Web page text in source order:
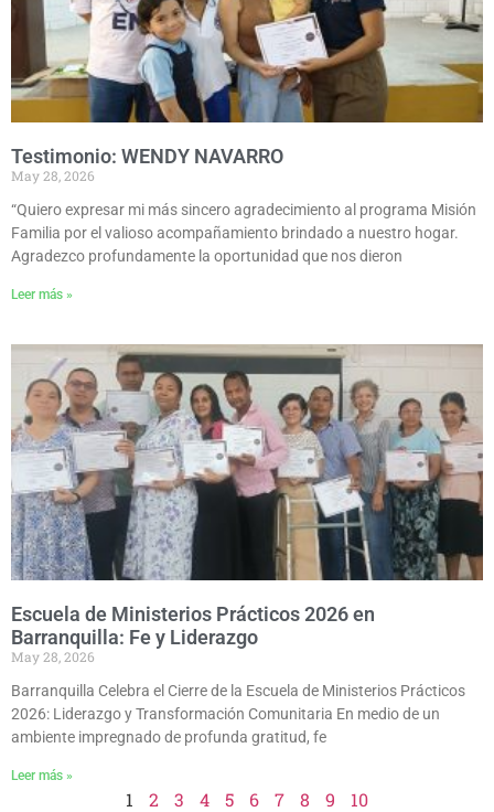
Testimonio: WENDY NAVARRO
May 28, 2026
“Quiero expresar mi más sincero agradecimiento al programa Misión
Familia por el valioso acompañamiento brindado a nuestro hogar.
Agradezco profundamente la oportunidad que nos dieron
Leer más »
Escuela de Ministerios Prácticos 2026 en
Barranquilla: Fe y Liderazgo
May 28, 2026
Barranquilla Celebra el Cierre de la Escuela de Ministerios Prácticos
2026: Liderazgo y Transformación Comunitaria En medio de un
ambiente impregnado de profunda gratitud, fe
Leer más »
1 2 3 4 5 6 7 8 9 10